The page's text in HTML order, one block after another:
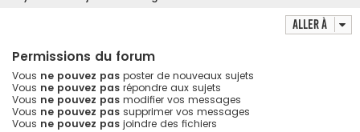
c
h
Aller à
Permissions du forum
Vous ne pouvez pas poster de nouveaux sujets
Vous ne pouvez pas répondre aux sujets
Vous ne pouvez pas modifier vos messages
Vous ne pouvez pas supprimer vos messages
Vous ne pouvez pas joindre des fichiers